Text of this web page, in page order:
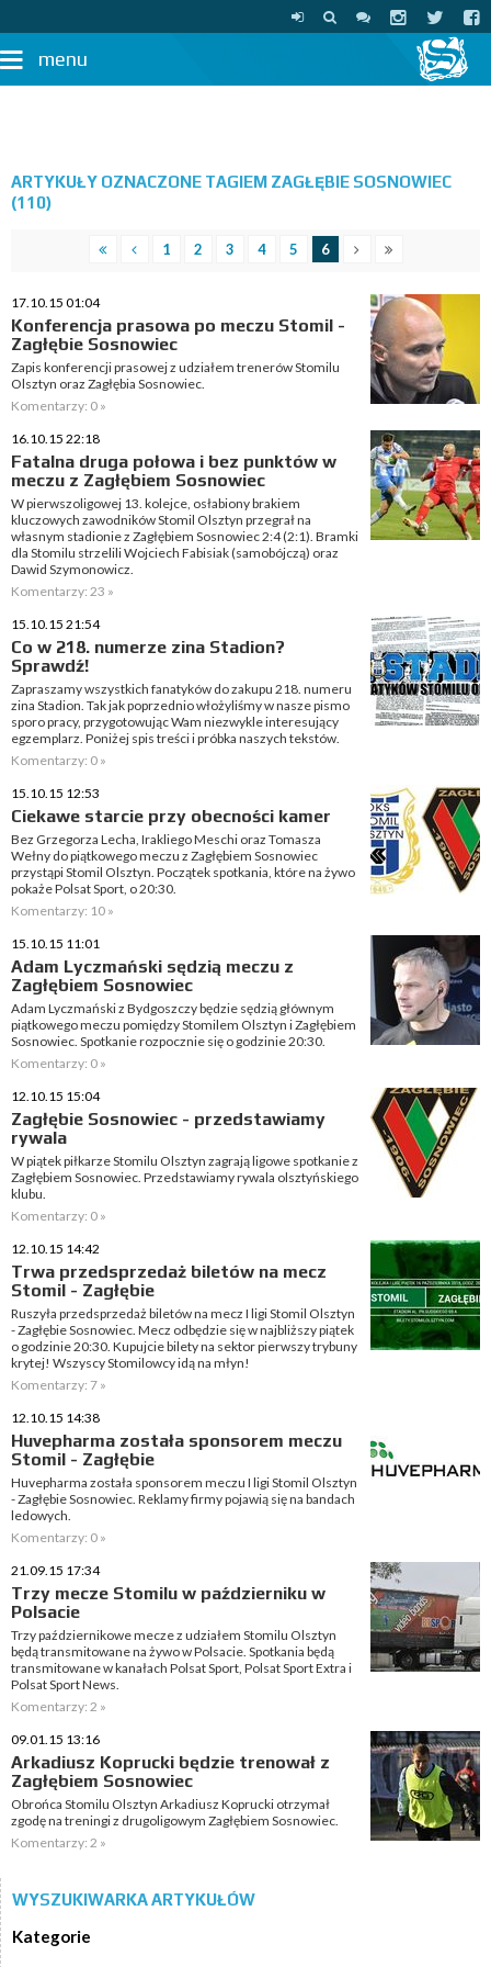
menu
ARTYKUŁY OZNACZONE TAGIEM ZAGŁĘBIE SOSNOWIEC
(110)
1 2 3 4 5 6
17.10.15 01:04
Konferencja prasowa po meczu Stomil -
Zagłębie Sosnowiec
Zapis konferencji prasowej z udziałem trenerów Stomilu
Olsztyn oraz Zagłębia Sosnowiec.
Komentarzy: 0 »
16.10.15 22:18
Fatalna druga połowa i bez punktów w
meczu z Zagłębiem Sosnowiec
W pierwszoligowej 13. kolejce, osłabiony brakiem
kluczowych zawodników Stomil Olsztyn przegrał na
własnym stadionie z Zagłębiem Sosnowiec 2:4 (2:1). Bramki
dla Stomilu strzelili Wojciech Fabisiak (samobójczą) oraz
Dawid Szymonowicz.
Komentarzy: 23 »
15.10.15 21:54
Co w 218. numerze zina Stadion?
Sprawdź!
Zapraszamy wszystkich fanatyków do zakupu 218. numeru
zina Stadion. Tak jak poprzednio włożyliśmy w nasze pismo
sporo pracy, przygotowując Wam niezwykle interesujący
egzemplarz. Poniżej spis treści i próbka naszych tekstów.
Komentarzy: 0 »
15.10.15 12:53
Ciekawe starcie przy obecności kamer
Bez Grzegorza Lecha, Irakliego Meschi oraz Tomasza
Wełny do piątkowego meczu z Zagłębiem Sosnowiec
przystąpi Stomil Olsztyn. Początek spotkania, które na żywo
pokaże Polsat Sport, o 20:30.
Komentarzy: 10 »
15.10.15 11:01
Adam Lyczmański sędzią meczu z
Zagłębiem Sosnowiec
Adam Lyczmański z Bydgoszczy będzie sędzią głównym
piątkowego meczu pomiędzy Stomilem Olsztyn i Zagłębiem
Sosnowiec. Spotkanie rozpocznie się o godzinie 20:30.
Komentarzy: 0 »
12.10.15 15:04
Zagłębie Sosnowiec - przedstawiamy
rywala
W piątek piłkarze Stomilu Olsztyn zagrają ligowe spotkanie z
Zagłębiem Sosnowiec. Przedstawiamy rywala olsztyńskiego
klubu.
Komentarzy: 0 »
12.10.15 14:42
Trwa przedsprzedaż biletów na mecz
Stomil - Zagłębie
Ruszyła przedsprzedaż biletów na mecz I ligi Stomil Olsztyn
- Zagłębie Sosnowiec. Mecz odbędzie się w najbliższy piątek
o godzinie 20:30. Kupujcie bilety na sektor pierwszy trybuny
krytej! Wszyscy Stomilowcy idą na młyn!
Komentarzy: 7 »
12.10.15 14:38
Huvepharma została sponsorem meczu
Stomil - Zagłębie
Huvepharma została sponsorem meczu I ligi Stomil Olsztyn
- Zagłębie Sosnowiec. Reklamy firmy pojawią się na bandach
ledowych.
Komentarzy: 0 »
21.09.15 17:34
Trzy mecze Stomilu w październiku w
Polsacie
Trzy październikowe mecze z udziałem Stomilu Olsztyn
będą transmitowane na żywo w Polsacie. Spotkania będą
transmitowane w kanałach Polsat Sport, Polsat Sport Extra i
Polsat Sport News.
Komentarzy: 2 »
09.01.15 13:16
Arkadiusz Koprucki będzie trenował z
Zagłębiem Sosnowiec
Obrońca Stomilu Olsztyn Arkadiusz Koprucki otrzymał
zgodę na treningi z drugoligowym Zagłębiem Sosnowiec.
Komentarzy: 2 »
WYSZUKIWARKA ARTYKUŁÓW
Kategorie